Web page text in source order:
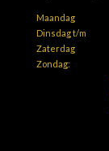
Maandag
Dinsdag t/m
Zaterdag
Zondag: